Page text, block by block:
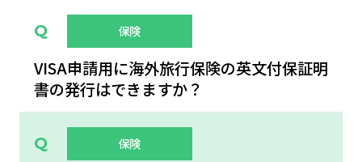
保険
VISA申請用に海外旅行保険の英文付保証明
書の発行はできますか？
保険